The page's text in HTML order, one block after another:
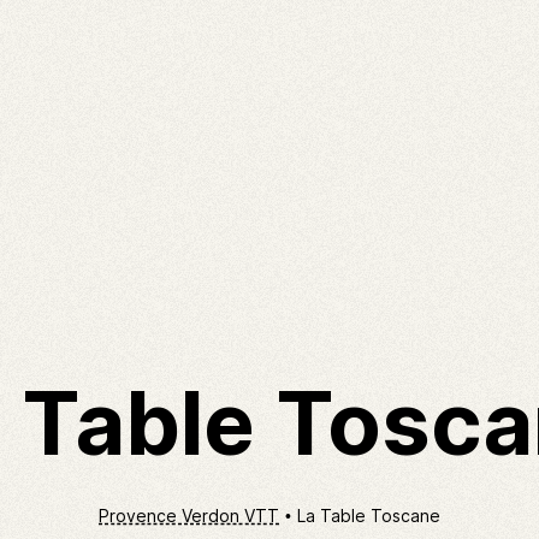
Table
Provence Verdon VTT La Table Toscane